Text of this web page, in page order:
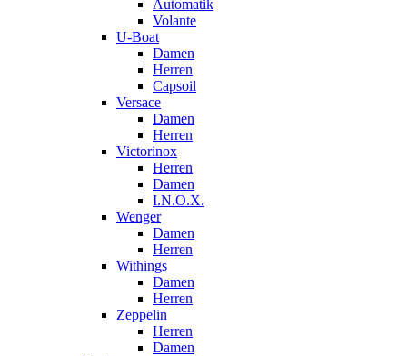
Automatik
Volante
U-Boat
Damen
Herren
Capsoil
Versace
Damen
Herren
Victorinox
Herren
Damen
I.N.O.X.
Wenger
Damen
Herren
Withings
Damen
Herren
Zeppelin
Herren
Damen